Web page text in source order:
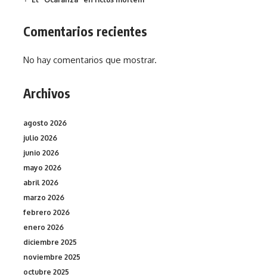
Comentarios recientes
No hay comentarios que mostrar.
Archivos
agosto 2026
julio 2026
junio 2026
mayo 2026
abril 2026
marzo 2026
febrero 2026
enero 2026
diciembre 2025
noviembre 2025
octubre 2025